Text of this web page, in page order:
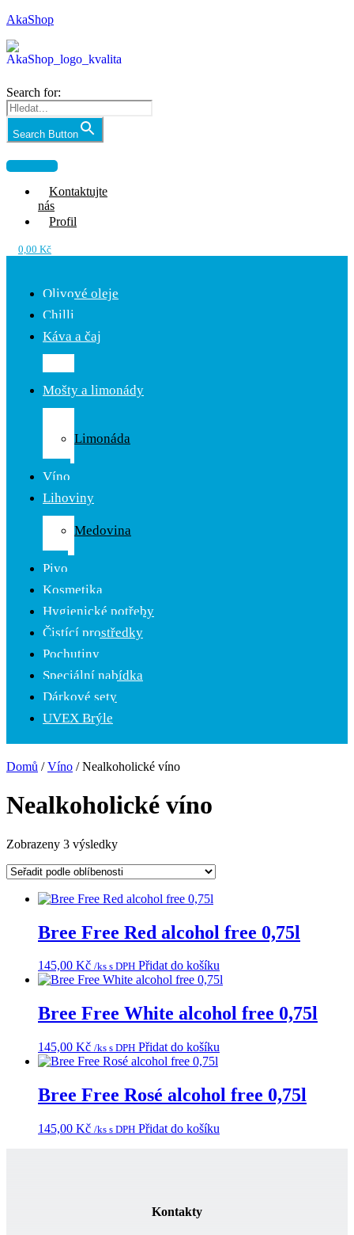
AkaShop
Search for:
Search Button
Nabídka
Kontaktujte
nás
Profil
0,00 Kč
Olivové oleje
Chilli
Káva a čaj
Mošty a limonády
Limonáda
Víno
Lihoviny
Medovina
Pivo
Kosmetika
Hygienické potřeby
Čistící prostředky
Pochutiny
Speciální nabídka
Dárkové sety
UVEX Brýle
Domů /Víno / Nealkoholické víno
Nealkoholické víno
Zobrazeny 3 výsledkySeřazeno
oblíbenosti
Bree Free Red alcohol free 0,75l
145,00 Kč /ks s DPH Přidat do košíku
Bree Free White alcohol free 0,75l
145,00 Kč /ks s DPH Přidat do košíku
Bree Free Rosé alcohol free 0,75l
145,00 Kč /ks s DPH Přidat do košíku
Kontakty